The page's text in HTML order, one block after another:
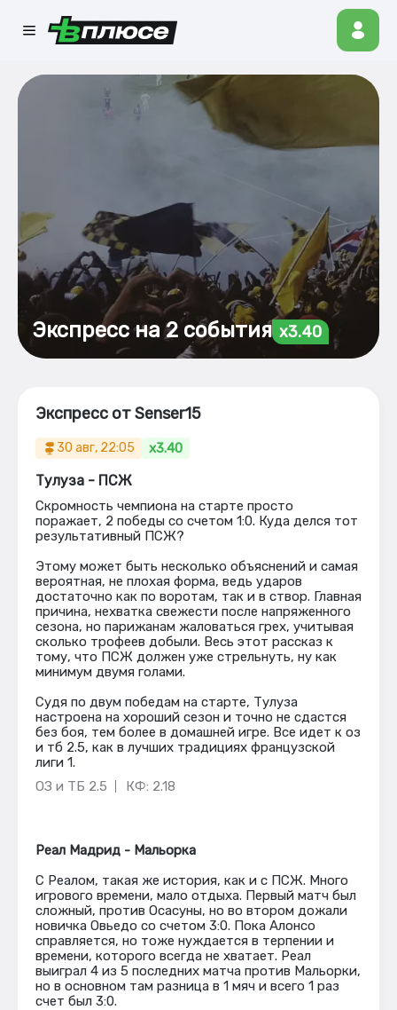
Экспресс на 2 события x3.40
Экспресс от Senser15
30 авг, 22:05 x3.40
Тулуза - ПСЖ
Скромность чемпиона на старте просто
поражает, 2 победы со счетом 1:0. Куда делся тот
результативный ПСЖ?
Этому может быть несколько объяснений и самая
вероятная, не плохая форма, ведь ударов
достаточно как по воротам, так и в створ. Главная
причина, нехватка свежести после напряженного
сезона, но парижанам жаловаться грех, учитывая
сколько трофеев добыли. Весь этот рассказ к
тому, что ПСЖ должен уже стрельнуть, ну как
минимум двумя голами.
Судя по двум победам на старте, Тулуза
настроена на хороший сезон и точно не сдастся
без боя, тем более в домашней игре. Все идет к оз
и тб 2.5, как в лучших традициях французской
лиги 1.
ОЗ и ТБ 2.5
КФ: 2.18
Реал Мадрид - Мальорка
С Реалом, такая же история, как и с ПСЖ. Много
игрового времени, мало отдыха. Первый матч был
сложный, против Осасуны, но во втором дожали
новичка Овьедо со счетом 3:0. Пока Алонсо
справляется, но тоже нуждается в терпении и
времени, которого всегда не хватает. Реал
выиграл 4 из 5 последних матча против Мальорки,
но в основном там разница в 1 мяч и всего 1 раз
счет был 3:0.